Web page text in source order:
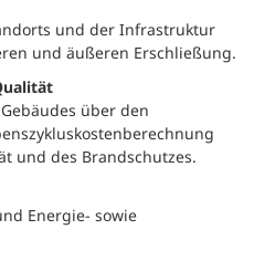
und der Infrastruktur
und äußeren Erschließung.
über den
und des Brandschutzes.
Energie- sowie